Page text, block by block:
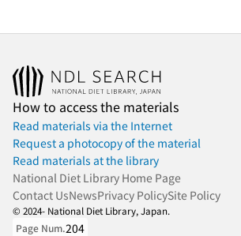
How to access the materials
Read materials via the Internet
Request a photocopy of the material
Read materials at the library
National Diet Library Home Page
Contact UsNewsPrivacy PolicySite Policy
© 2024- National Diet Library, Japan.
Page Num.204